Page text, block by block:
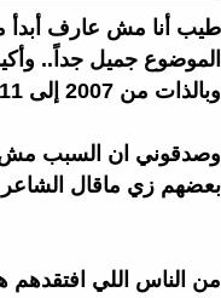
طيب أنا مش عارف أبدأ
الموضوع جميل جداً..
وبالذات من 2007 إلى 2011
وصدقوني ان السبب مش
بعضهم زي ماقال
من الناس اللي افتقدهم